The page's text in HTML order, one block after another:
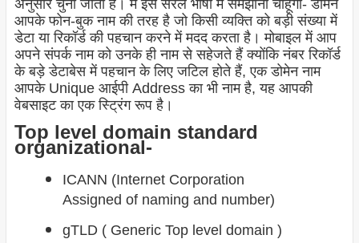
अनुसार चुना जाता है। मैं इसे सरल भाषा में समझाना चाहूंगा- डोमेन
आपके फोन-बुक नाम की तरह है जो किसी व्यक्ति को बड़ी संख्या में
डेटा या रिकॉर्ड की पहचान करने में मदद करता है। मोबाइल में आप
अपने संपर्क नाम को उनके ही नाम से सहेजते हैं क्योंकि नंबर रिकॉर्ड
के बड़े डेटाबेस में पहचान के लिए जटिल होते हैं, एक डोमेन नाम
आपके Unique आईपी Address का भी नाम है, यह आपकी
वेबसाइट का एक स्ट्रिंग रूप है।
Top level domain standard
organizational-
ICANN (Internet Corporation
Assigned of naming and number)
gTLD ( Generic Top level domain )